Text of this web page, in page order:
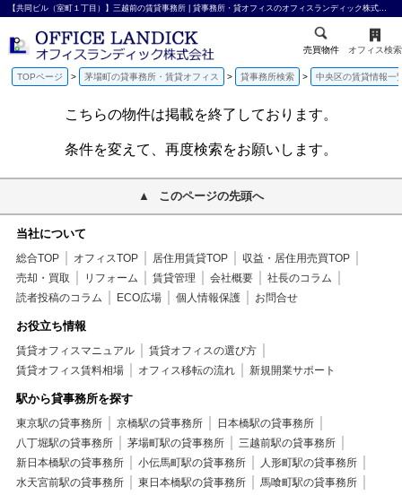
【共同ビル（室町１丁目）】三越前の賃貸事務所 | 貸事務所・貸オフィスのオフィスランディック株式会社
売買物件 オフィス検索
TOPページ 茅場町の貸事務所・賃貸オフィス 貸事務所検索 中央区の賃貸情報一
こちらの物件は掲載を終了しております。
条件を変えて、再度検索をお願いします。
このページの先頭へ
当社について
総合TOP オフィスTOP 居住用賃貸TOP
収益・居住用売買TOP
売却・買取
リフォーム 賃貸管理 会社概要
社長のコラム
読者投稿のコラム
ECO広場 個人情報保護 お問合せ
お役立ち情報
賃貸オフィスマニュアル
賃貸オフィスの選び方
賃貸オフィス賃料相場
オフィス移転の流れ 新規開業サポート
駅から貸事務所を探す
東京駅の貸事務所 京橋駅の貸事務所
日本橋駅の貸事務所
八丁堀駅の貸事務所
茅場町駅の貸事務所
三越前駅の貸事務所
新日本橋駅の貸事務所
小伝馬町駅の貸事務所
人形町駅の貸事務所
水天宮前駅の貸事務所
東日本橋駅の貸事務所
馬喰町駅の貸事務所